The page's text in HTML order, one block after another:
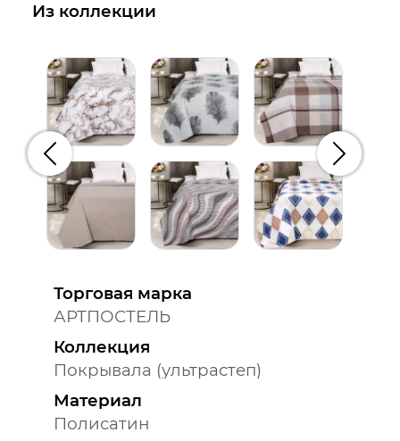
Из коллекции
Предыдущий
Торговая марка
АРТПОСТЕЛЬ
Коллекция
Покрывала (ультрастеп)
Материал
Полисатин